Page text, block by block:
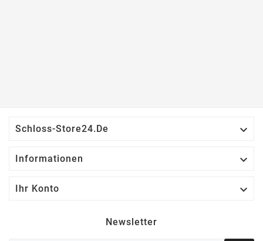
Schloss-Store24.de 
Informationen 
Ihr Konto 
Newsletter